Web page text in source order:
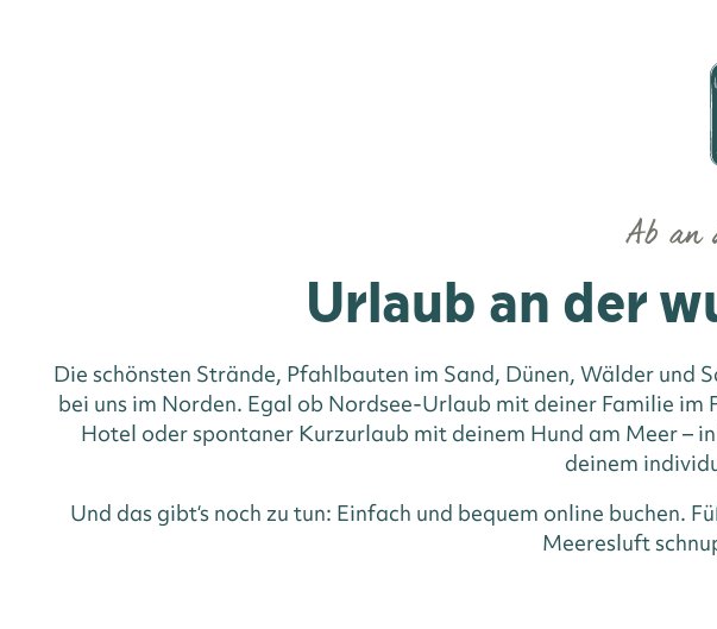
Urlaub an der
Ab an
Die schönsten Strände, Pfahlbauten im Sand, Dünen, Wälder
bei uns im Norden. Egal ob Nordsee-Urlaub mit deiner Familie
Hotel oder spontaner Kurzurlaub mit deinem Hund am Meer –
deinem
Und das gibt‘s noch zu tun: Einfach und bequem online buchen.
Meeresluft